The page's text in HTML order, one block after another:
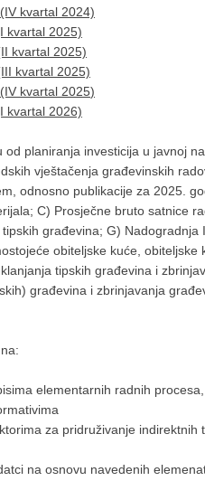
kvartal 2024)
kvartal 2025)
kvartal 2025)
kvartal 2025)
kvartal 2025)
kvartal 2026)
od planiranja investicija u javnoj
vještačenja građevinskih
odnosno publikacije za 2025.
C) Prosječne bruto satnice
građevina; G)
obiteljske kuće,
tipskih građevina i
građevina i zbrinjavanja
elementarnih radnih
za pridruživanje indirektnih
na osnovu navedenih